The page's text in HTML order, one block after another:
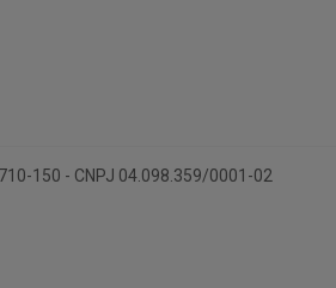
150 - CNPJ 04.098.359/0001-02